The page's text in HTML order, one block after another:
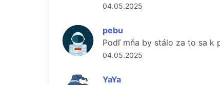
04.05.2025
pebu
Podľ mňa by stálo za to sa k
04.05.2025
YaYa